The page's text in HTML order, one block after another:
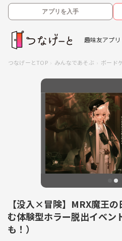
アプリを入手
趣味友アプリ
つなげーとTOP みんなであそぶ ボード
【没入×冒険】MRX魔王
む体験型ホラー脱出イベン
も！）